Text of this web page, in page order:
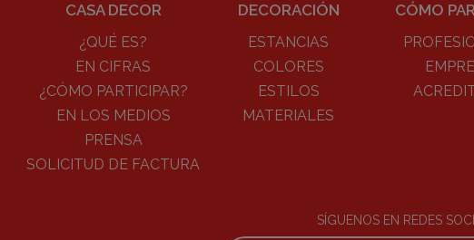
CASA DECOR
¿QUÉ ES?
EN CIFRAS
¿CÓMO PARTICIPAR?
EN LOS MEDIOS
PRENSA
SOLICITUD DE FACTURA
DECORACIÓN
ESTANCIAS
COLORES
ESTILOS
MATERIALES
CÓMO
SÍGUENOS EN REDES